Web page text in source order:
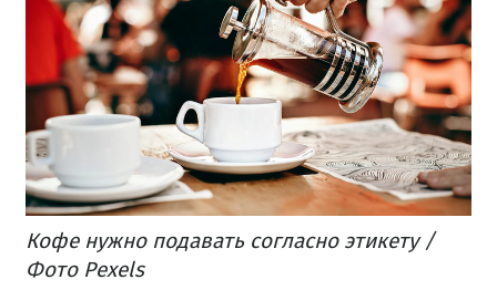
Кофе нужно подавать согласно этикету /
Фото Pexels